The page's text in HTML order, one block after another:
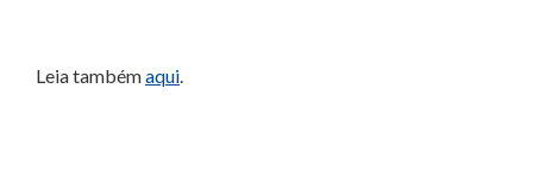
Leia tambémaqui.